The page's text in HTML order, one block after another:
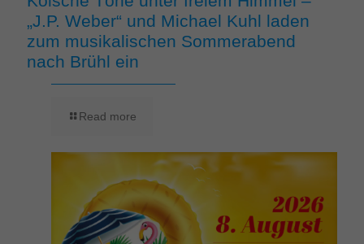
„J.P. Weber“ und Michael Kuhl laden
zum musikalischen Sommerabend
nach Brühl ein
Read more